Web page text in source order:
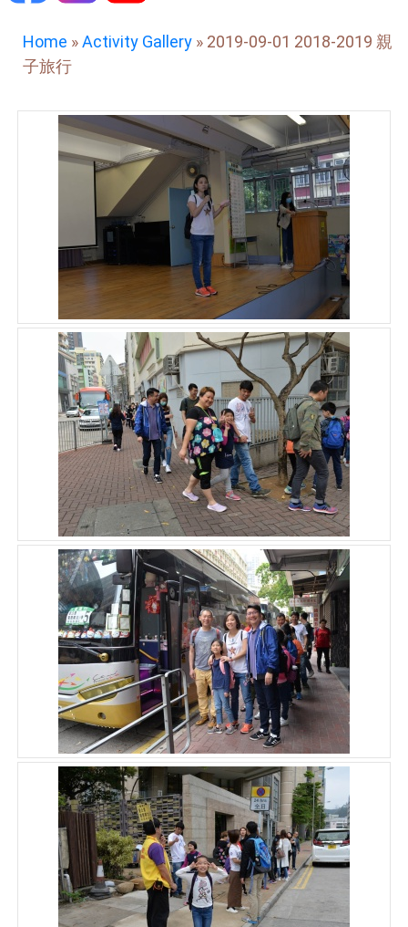
Home »Activity Gallery » 2019-09-01 2018-2019 親
子旅行